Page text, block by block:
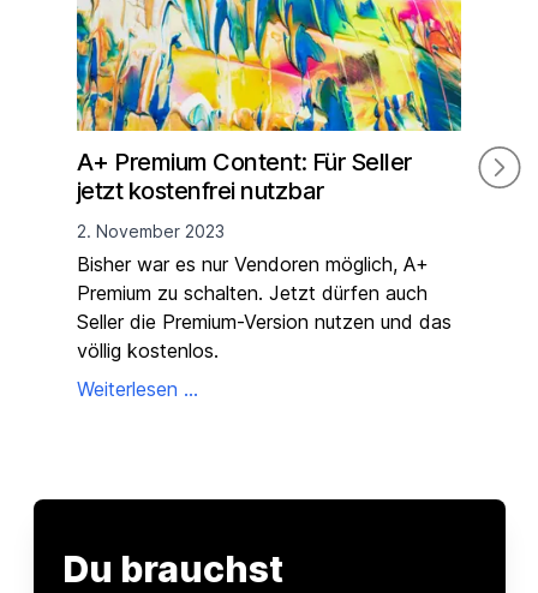
A+ Premium Content: Für Seller
jetzt kostenfrei nutzbar
2. November 2023
Bisher war es nur Vendoren möglich, A+
Premium zu schalten. Jetzt dürfen auch
Seller die Premium-Version nutzen und das
völlig kostenlos.
Weiterlesen ...
und
Du brauchst